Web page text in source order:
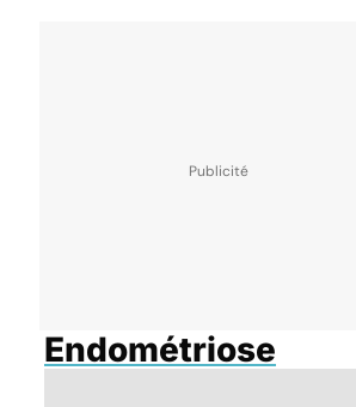
Endométriose